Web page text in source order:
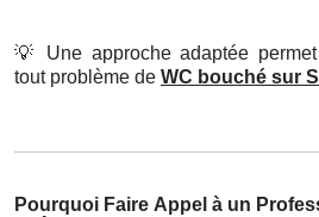
💡
Une approche adaptée
tout problème de WC bouché sur
Pourquoi Faire Appel à un